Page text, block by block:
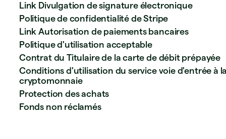
Link Divulgation de signature électronique
Politique de confidentialité de Stripe
Link Autorisation de paiements bancaires
Politique d'utilisation acceptable
Contrat du Titulaire de la carte de débit prépayée
Conditions d'utilisation du service voie d'entrée à
cryptomonnaie
Protection des achats
Fonds non réclamés